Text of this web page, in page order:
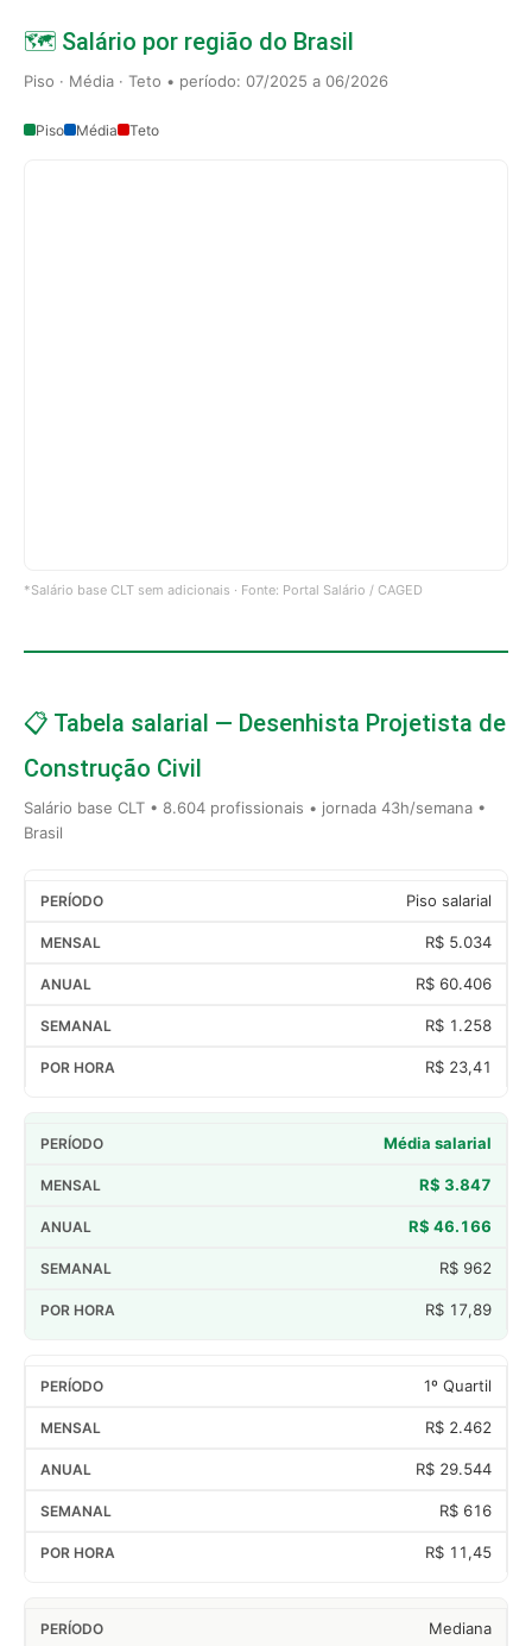
🗺️ Salário por região do Brasil
Piso · Média · Teto • período: 07/2025 a 06/2026
Piso Média Teto
*Salário base CLT sem adicionais · Fonte: Portal Salário / CAGED
📋 Tabela salarial — Desenhista Projetista de
Construção Civil
Salário base CLT • 8.604 profissionais • jornada 43h/semana •
Brasil
Piso salarial
R$ 5.034
R$ 60.406
R$ 1.258
R$ 23,41
Média salarial
R$ 3.847
R$ 46.166
R$ 962
R$ 17,89
1º Quartil
R$ 2.462
R$ 29.544
R$ 616
R$ 11,45
Mediana